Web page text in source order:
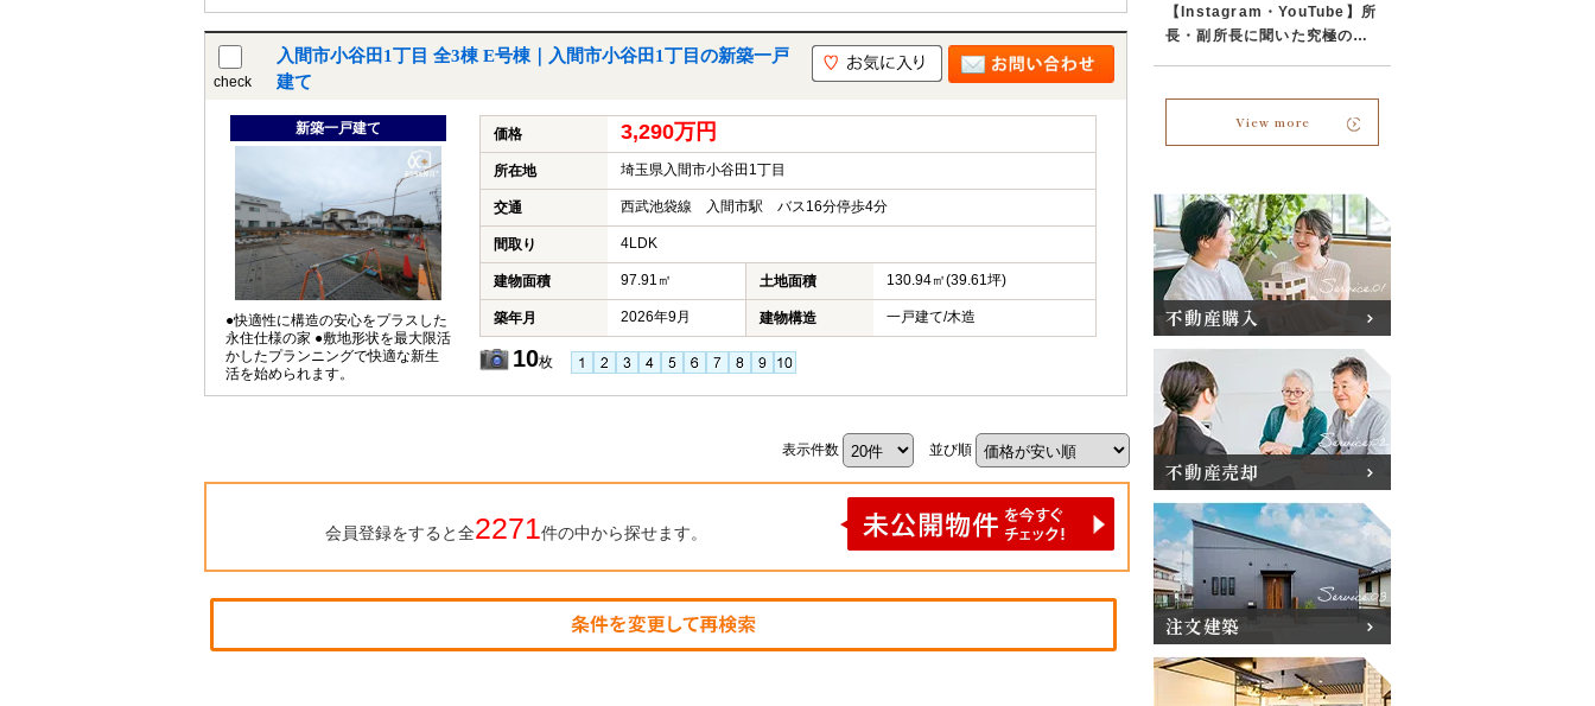
check
入間市小谷田1丁目 全3棟 E号棟｜入間市小谷田1丁目の新築一戸
建て
新築一戸建て
●快適性に構造の安心をプラスした
永住仕様の家 ●敷地形状を最大限活
かしたプランニングで快適な新生
活を始められます。
価格 3,290万円
所在地 埼玉県入間市小谷田1丁目
交通 西武池袋線 入間市駅 バス16分停歩4分
間取り 4LDK
建物面積 97.91㎡ 土地面積 130.94㎡(39.61坪)
築年月 2026年9月 建物構造 一戸建て/木造
10枚
表示件数 並び順
会員登録をすると全2271件の中から探せます。
View more
不動産購入
不動産売却
注文建築